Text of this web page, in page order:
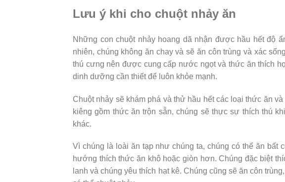
Lưu ý khi cho chuột nhảy ăn
Những con chuột nhảy hoang dã nhận được hầu hết độ
nhiên, chúng không ăn chay và sẽ ăn côn trùng và xác
thú cưng nên được cung cấp nước ngọt và thức ăn thích
dinh dưỡng cần thiết để luôn khỏe mạnh.
Chuột nhảy sẽ khám phá và thử hầu hết các loại thức ăn
kiêng gồm thức ăn trộn sẵn, chúng sẽ thực sự thích thú
khác.
Vì chúng là loài ăn tạp như chúng ta, chúng có thể ăn bất
hướng thích thức ăn khô hoặc giòn hơn. Chúng đặc biệt
lanh và chúng yêu thích hạt kê. Chúng cũng sẽ ăn côn